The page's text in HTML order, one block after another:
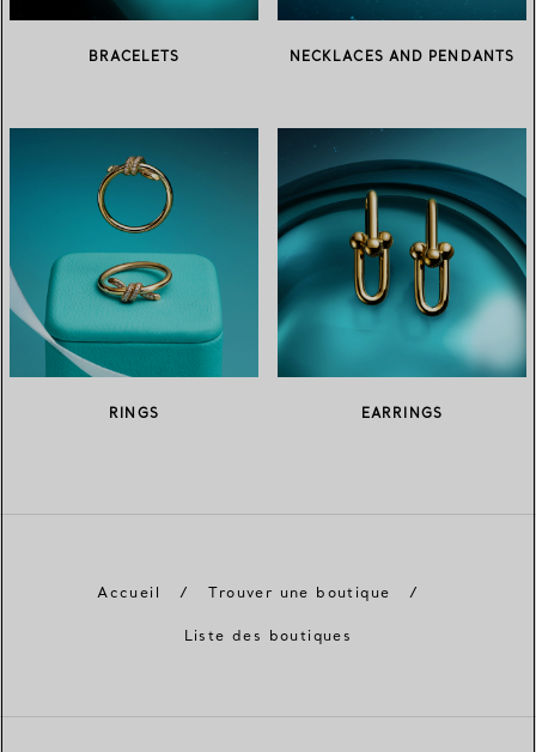
BRACELETS NECKLACES AND PENDANTS
RINGS EARRINGS
Accueil / Trouver une boutique /
Liste des boutiques